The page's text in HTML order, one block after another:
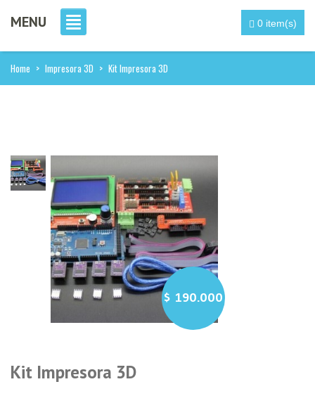
MENU 0 item(s)
Home > Impresora 3D > Kit Impresora 3D
$ 190.000
Kit Impresora 3D